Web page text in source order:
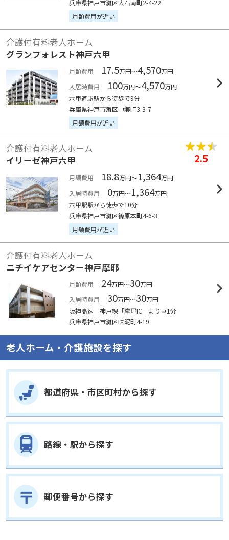
兵庫県神戸市灘区大石南町2-4-22
月額費用が近い
介護付有料老人ホーム
グランフォレスト神戸六甲
月額費用 17.5万円～4,570万円
入居時費用
100万円～4,570万円
六甲道駅駅から徒歩で9分
兵庫県神戸市灘区中郷町3-3-7
月額費用が近い
介護付有料老人ホーム
イリーゼ神戸六甲
2.5
月額費用 18.8万円～1,364万円
入居時費用
0万円～1,364万円
六甲駅駅から徒歩で10分
兵庫県神戸市灘区篠原本町4-6-3
月額費用が近い
介護付有料老人ホーム
ニチイケアセンター神戸摩耶
月額費用 24万円～30万円
入居時費用
30万円～30万円
阪神高速 神戸線「摩耶IC」より車1分
兵庫県神戸市灘区味泥町4-19
老人ホーム・介護施設を探す
都道府県・市区町村から探す
路線・駅から探す
郵便番号から探す